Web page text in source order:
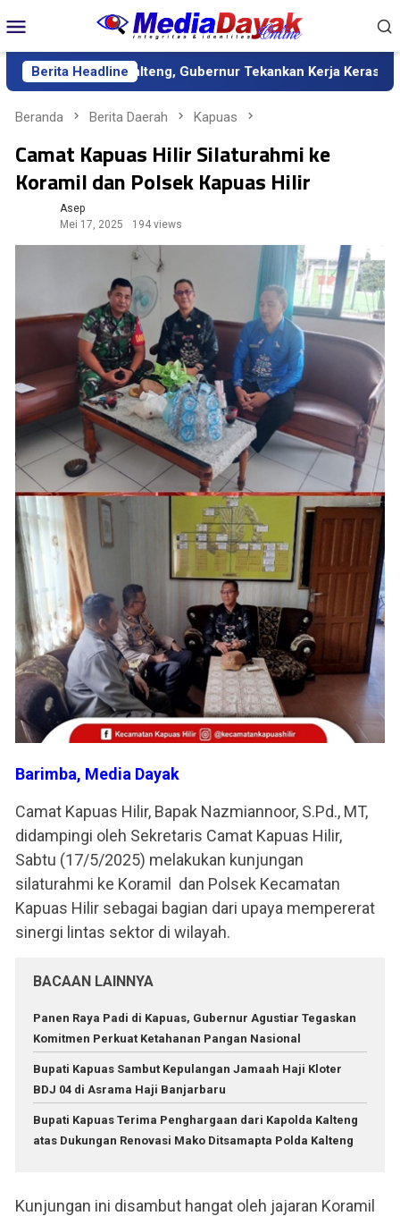
ke
kontenMobile
Berita Headline
Kalteng, Gubernur Tekankan Kerja Keras dan Kolaborasi
Beranda Berita Daerah Kapuas
Camat Kapuas Hilir Silaturahmi ke
Koramil dan Polsek Kapuas Hilir
Asep
Mei 17, 2025
194 views
Barimba, Media Dayak
Camat Kapuas Hilir, Bapak Nazmiannoor, S.Pd., MT,
didampingi oleh Sekretaris Camat Kapuas Hilir,
Sabtu (17/5/2025) melakukan kunjungan
silaturahmi ke Koramil dan Polsek Kecamatan
Kapuas Hilir sebagai bagian dari upaya mempererat
sinergi lintas sektor di wilayah.
BACAAN LAINNYA
Panen Raya Padi di Kapuas, Gubernur Agustiar Tegaskan
Komitmen Perkuat Ketahanan Pangan Nasional
Bupati Kapuas Sambut Kepulangan Jamaah Haji Kloter
BDJ 04 di Asrama Haji Banjarbaru
Bupati Kapuas Terima Penghargaan dari Kapolda Kalteng
atas Dukungan Renovasi Mako Ditsamapta Polda Kalteng
Kunjungan ini disambut hangat oleh jajaran Koramil